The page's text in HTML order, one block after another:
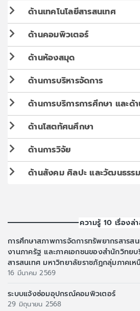
ด้านเทคโนโลยีสารสนเทศ
ด้านคอมพิวเตอร์
ด้านห้องสมุด
ด้านการบริหารจัดการ
ด้านการบริการการศึกษา และด้
ด้านโสตทัศนศึกษา
ด้านการวิจัย
ด้านสังคม ศิลปะ และวัฒนธรรม
ความรู้ 10 เรื่องล่
การศึกษาสภาพการจัดการทรัพยากรสารส
งานภาครัฐ และภาคเอกชนของสำนักวิทยบ
สารสนเทศ มหาวิทยาลัยราชภัฏกลุ่มภาคเห
16 มีนาคม 2569
ระบบแจ้งซ่อมอุปกรณ์คอมพิวเตอร์
29 มิถุนายน 2568